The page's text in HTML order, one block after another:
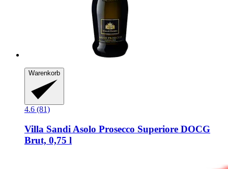
Warenkorb
4.6 (81)
Villa Sandi Asolo Prosecco Superiore DOCG
Brut, 0,75 l